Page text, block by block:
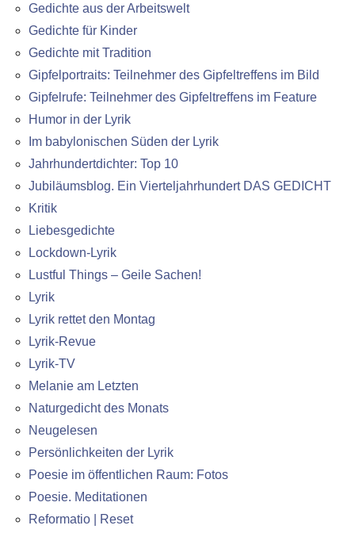
Gedichte aus der Arbeitswelt
Gedichte für Kinder
Gedichte mit Tradition
Gipfelportraits: Teilnehmer des Gipfeltreffens im Bild
Gipfelrufe: Teilnehmer des Gipfeltreffens im Feature
Humor in der Lyrik
Im babylonischen Süden der Lyrik
Jahrhundertdichter: Top 10
Jubiläumsblog. Ein Vierteljahrhundert DAS GEDICHT
Kritik
Liebesgedichte
Lockdown-Lyrik
Lustful Things – Geile Sachen!
Lyrik
Lyrik rettet den Montag
Lyrik-Revue
Lyrik-TV
Melanie am Letzten
Naturgedicht des Monats
Neugelesen
Persönlichkeiten der Lyrik
Poesie im öffentlichen Raum: Fotos
Poesie. Meditationen
Reformatio | Reset